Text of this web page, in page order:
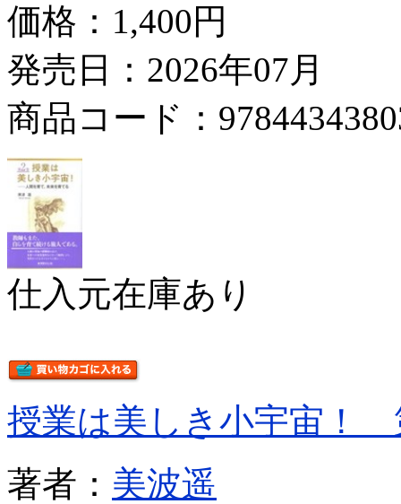
価格： 1,400円
発売日：2026年07月
商品コード：
仕入元在庫あり
授業は美しき小宇宙！
著者： 美波遥